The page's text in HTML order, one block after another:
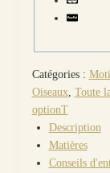
Catégories :
Oiseaux, Toute
optionT
Description
Matières
Conseils